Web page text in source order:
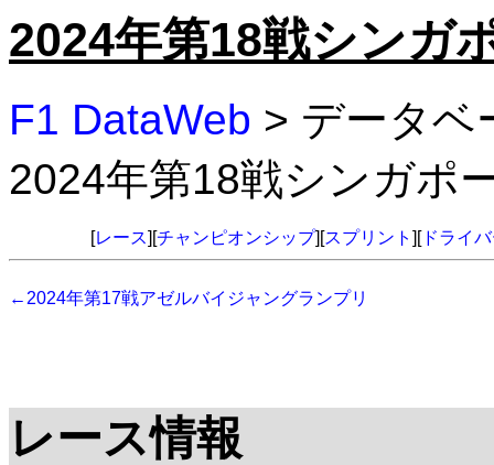
2024年第18戦シンガ
F1 DataWeb > データ
2024年第18戦シンガポ
[レース][チャンピオンシップ][スプリント ][ドライ
←2024年第17戦アゼルバイジャングランプリ
レース情報